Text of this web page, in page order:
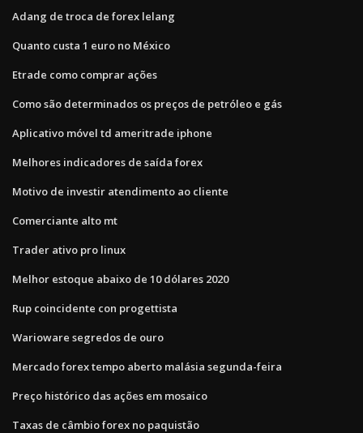
Adang de troca de forex lelang
Quanto custa 1 euro no México
Etrade como comprar ações
Como são determinados os preços de petróleo e gás
Aplicativo móvel td ameritrade iphone
Melhores indicadores de saída forex
Motivo de investir atendimento ao cliente
Comerciante alto mt
Trader ativo pro linux
Melhor estoque abaixo de 10 dólares 2020
Rup coincidente con progettista
Warioware segredos de ouro
Mercado forex tempo aberto malásia segunda-feira
Preço histórico das ações em mosaico
Taxas de câmbio forex no paquistão